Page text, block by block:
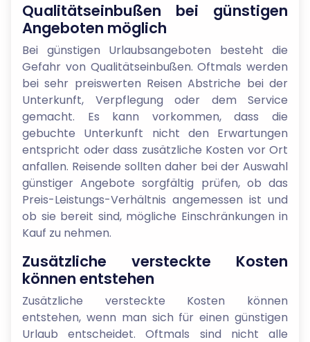
Qualitätseinbußen bei günstigen
Angeboten möglich
Bei günstigen Urlaubsangeboten besteht die
Gefahr von Qualitätseinbußen. Oftmals werden
bei sehr preiswerten Reisen Abstriche bei der
Unterkunft, Verpflegung oder dem Service
gemacht. Es kann vorkommen, dass die
gebuchte Unterkunft nicht den Erwartungen
entspricht oder dass zusätzliche Kosten vor Ort
anfallen. Reisende sollten daher bei der Auswahl
günstiger Angebote sorgfältig prüfen, ob das
Preis-Leistungs-Verhältnis angemessen ist und
ob sie bereit sind, mögliche Einschränkungen in
Kauf zu nehmen.
Zusätzliche versteckte Kosten
können entstehen
Zusätzliche versteckte Kosten können
entstehen, wenn man sich für einen günstigen
Urlaub entscheidet. Oftmals sind nicht alle